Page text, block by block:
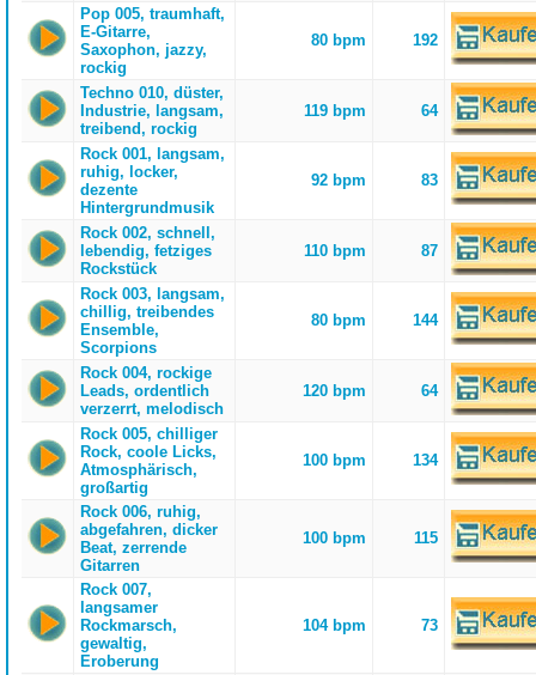
Pop 005, traumhaft,
E-Gitarre,
Saxophon, jazzy,
rockig
80 bpm 192
Techno 010, düster,
Industrie, langsam,
treibend, rockig
119 bpm 64
Rock 001, langsam,
ruhig, locker,
dezente
Hintergrundmusik
92 bpm 83
Rock 002, schnell,
lebendig, fetziges
Rockstück
110 bpm 87
Rock 003, langsam,
chillig, treibendes
Ensemble,
Scorpions
80 bpm 144
Rock 004, rockige
Leads, ordentlich
verzerrt, melodisch
120 bpm 64
Rock 005, chilliger
Rock, coole Licks,
Atmosphärisch,
großartig
100 bpm 134
Rock 006, ruhig,
abgefahren, dicker
Beat, zerrende
Gitarren
100 bpm 115
Rock 007,
langsamer
Rockmarsch,
gewaltig,
Eroberung
104 bpm 73